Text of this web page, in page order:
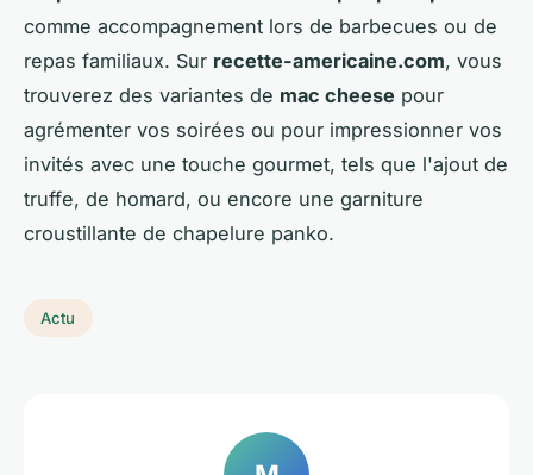
comme accompagnement lors de barbecues ou de
repas familiaux. Sur recette-americaine.com, vous
trouverez des variantes de mac cheese pour
agrémenter vos soirées ou pour impressionner vos
invités avec une touche gourmet, tels que l'ajout de
truffe, de homard, ou encore une garniture
croustillante de chapelure panko.
Actu